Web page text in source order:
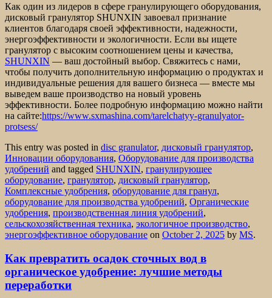
Как один из лидеров в сфере гранулирующего оборудования,
дисковый гранулятор SHUNXIN завоевал признание
клиентов благодаря своей эффективности, надежности,
энергоэффективности и экологичности. Если вы ищете
гранулятор с высоким соотношением цены и качества,
SHUNXIN — ваш достойный выбор. Свяжитесь с нами,
чтобы получить дополнительную информацию о продуктах и
индивидуальные решения для вашего бизнеса — вместе мы
выведем ваше производство на новый уровень
эффективности. Более подробную информацию можно найти
на сайте:https://www.sxmashina.com/tarelchatyy-granulyator-
protsess/
This entry was posted in disc granulator, дисковый гранулятор,
Инновации оборудования, Оборудование для производства
удобрений and tagged SHUNXIN, гранулирующее
оборудование, гранулятор, дисковый гранулятор,
Комплексные удобрения, оборудование для гранул,
оборудование для производства удобрений, Органические
удобрения, производственная линия удобрений,
сельскохозяйственная техника, экологичное производство,
энергоэффективное оборудование on October 2, 2025 by MS.
Как превратить осадок сточных вод в
органическое удобрение: лучшие методы
переработки